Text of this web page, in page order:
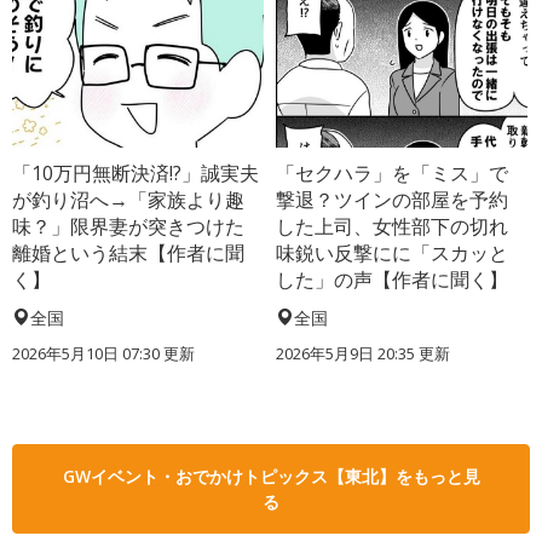
「10万円無断決済!?」誠実夫
が釣り沼へ→「家族より趣
味？」限界妻が突きつけた
離婚という結末【作者に聞
く】
全国
2026年5月10日 07:30 更新
「セクハラ」を「ミス」で
撃退？ツインの部屋を予約
した上司、女性部下の切れ
味鋭い反撃にに「スカッと
した」の声【作者に聞く】
全国
2026年5月9日 20:35 更新
GWイベント・おでかけトピックス【東北】をもっと見
る